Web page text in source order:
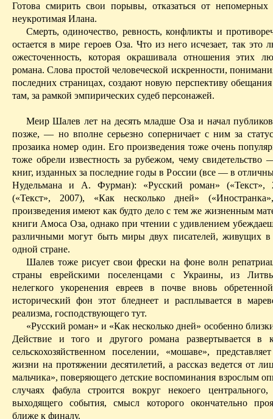
Готова смирить свои порывы, отказаться от непомерных
неукротимая Илана.
Смерть, одиночество, ревность, конфликты и
остается в мире героев Оза. Что из него исчезает, так это
ожесточенность, которая окрашивала отношения этих
романа. Слова простой человеческой искренности,
последних страницах, создают новую перспективу
там, за рамкой эмпирических судеб персонажей.
МеирШалев лет на десять младшеОза и начал
позже, — но вполне серьезно соперничает с ним за статус
прозаика номер один. Его произведения тоже очень
тоже обрели известность за рубежом, чему свидетельство
книг, изданных за последние годы в России (все — в
Нудельмана и А. Фурман): «Русский роман» («Текст»,
(«Текст», 2007), «Как несколько дней»
произведения имеют как будто дело с тем же жизненным
книгиАмоса Оза, однако при чтении с удивлением
различными могут быть миры двух писателей, живущих
одной стране.
Шалев тоже рисует свои фрески на фоне волн
страны еврейскими поселенцами с Украины, из
нелегкого укоренения евреев в почве вновь
исторический фон этот бледнеет и расплывается в
реализма, господствующего тут.
«Русский роман» и «Как несколько дней» особенно
Действие и того и другого романа развертывается в
сельскохозяйственном поселении, «мошаве»,
жизни на протяжении десятилетий, а рассказ ведется от
мальчика», поверяющего детские воспоминания взрослым
случаях фабула строится вокруг некоего
выходящего события, смысл которого окончательно
ближе к финалу.